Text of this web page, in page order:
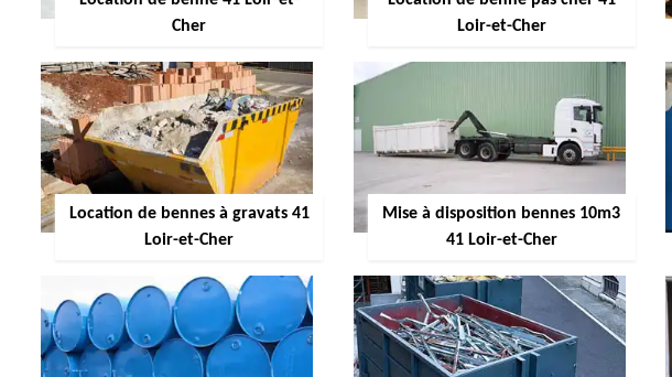
Cher
Loir-et-Cher
Location de bennes à gravats 41
Loir-et-Cher
Mise à disposition bennes 10m3
41 Loir-et-Cher